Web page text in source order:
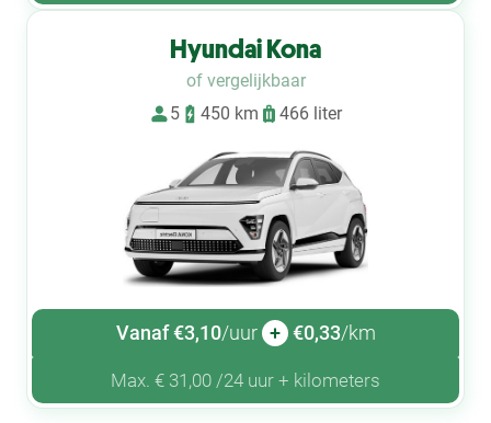
Hyundai Kona
of vergelijkbaar
5
450 km 466 liter
Vanaf €3,10/uur + €0,33/km
Max. € 31,00 /24 uur + kilometers